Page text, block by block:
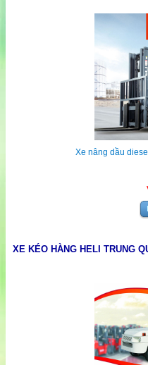
Xe nâng dầu
XE KÉO HÀNG HELI TRUNG